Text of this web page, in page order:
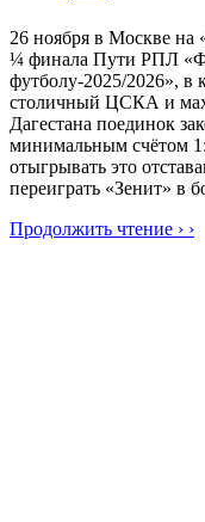
26 ноября в Москве на
¼ финала Пути РПЛ
футболу-2025/2026», в
столичный ЦСКА и
Дагестана поединок
минимальным счётом
отыгрывать это
переиграть «Зенит» в
Продолжить чтение › ›